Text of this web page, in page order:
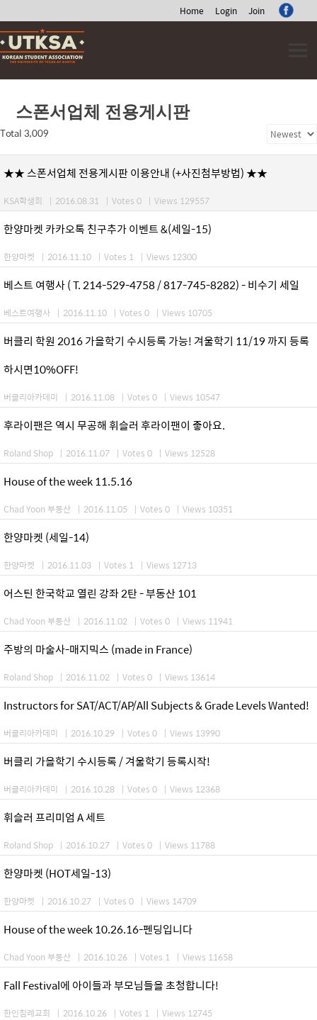
Home Login Join
Skip
to
content
스폰서업체 전용게시판
Total 3,009
★★ 스폰서업체 전용게시판 이용안내 (+사진첨부방법) ★★
KSA학생회 | 2016.08.31 | Votes 0 | Views 129557
한양마켓 카카오톡 친구추가 이벤트 &(세일-15)
한양마켓 | 2016.11.10 | Votes 1 | Views 12300
베스트 여행사 ( T. 214-529-4758 / 817-745-8282) - 비수기 세일
베스트여행사 | 2016.11.10 | Votes 0 | Views 10705
버클리 학원 2016 가을학기 수시등록 가능! 겨울학기 11/19 까지 등록
하시면10%OFF!
버클리아카데미 | 2016.11.08 | Votes 0 | Views 10547
후라이팬은 역시 무공해 휘슬러 후라이팬이 좋아요.
Roland Shop | 2016.11.07 | Votes 0 | Views 12528
House of the week 11.5.16
Chad Yoon 부동산 | 2016.11.05 | Votes 0 | Views 10351
한양마켓 (세일-14)
한양마켓 | 2016.11.03 | Votes 1 | Views 12713
어스틴 한국학교 열린 강좌 2탄 - 부동산 101
Chad Yoon 부동산 | 2016.11.02 | Votes 0 | Views 11941
주방의 마술사-매지믹스 (made in France)
Roland Shop | 2016.11.02 | Votes 0 | Views 13614
Instructors for SAT/ACT/AP/All Subjects & Grade Levels Wanted!
버클리아카데미 | 2016.10.29 | Votes 0 | Views 13990
버클리 가을학기 수시등록 / 겨울학기 등록시작!
버클리아카데미 | 2016.10.28 | Votes 0 | Views 12368
휘슬러 프리미엄 A 세트
Roland Shop | 2016.10.27 | Votes 0 | Views 11788
한양마켓 (HOT세일-13)
한양마켓 | 2016.10.27 | Votes 0 | Views 14709
House of the week 10.26.16-펜딩입니다
Chad Yoon 부동산 | 2016.10.26 | Votes 1 | Views 11658
Fall Festival에 아이들과 부모님들을 초청합니다!
한인침례교회 | 2016.10.26 | Votes 1 | Views 12745